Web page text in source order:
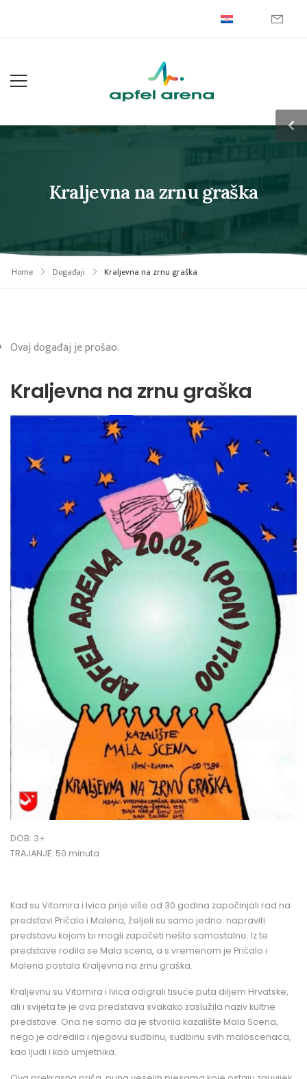
Kraljevna na zrnu graška
Home Događaji Kraljevna na zrnu graška
Ovaj događaj je prošao.
Kraljevna na zrnu graška
DOB: 3+
TRAJANJE: 50 minuta
Kad su Vitomira i Ivica prije više od 30 godina započinjali rad na
predstavi Pričalo i Malena, željeli su samo jedno: napraviti
predstavu kojom bi mogli započeti nešto samostalno. Iz te
predstave rodila se Mala scena, a s vremenom je Pričalo i
Malena postala Kraljevna na zrnu graška.
Kraljevnu su Vitomira i Ivica odigrali tisuće puta diljem Hrvatske,
ali i svijeta te je ova predstava svakako zaslužila naziv kultne
predstave. Ona ne samo da je stvorila kazalište Mala Scena,
nego je odredila i njegovu sudbinu, sudbinu svih maloscenaca,
kao ljudi i kao umjetnika.